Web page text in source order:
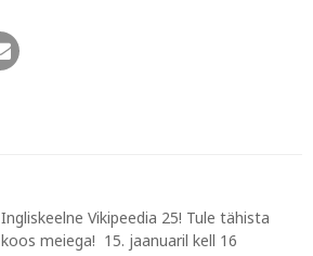
Ingliskeelne Vikipeedia 25! Tule tähista
koos meiega! 15. jaanuaril kell 16